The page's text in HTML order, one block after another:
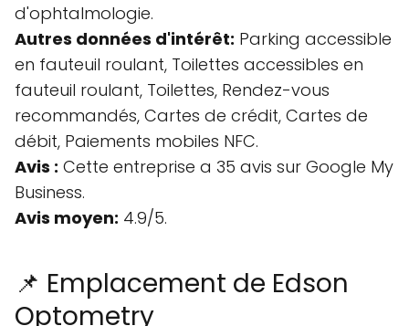
d'ophtalmologie.
Autres données d'intérêt: Parking accessible
en fauteuil roulant, Toilettes accessibles en
fauteuil roulant, Toilettes, Rendez-vous
recommandés, Cartes de crédit, Cartes de
débit, Paiements mobiles NFC.
Avis : Cette entreprise a 35 avis sur Google My
Business.
Avis moyen: 4.9/5.
📌 Emplacement de Edson
Optometry